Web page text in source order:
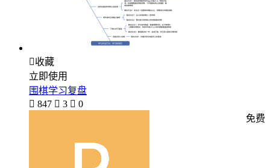
收藏
立即使用
围棋学习复盘
 847  3  0
免费